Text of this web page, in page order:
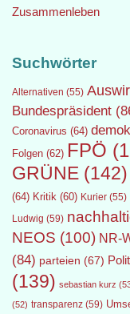
Zusammenleben
Suchwörter
Alternativen (55)
Bundespräsident
Coronavirus (64)
Folgen (62) FPÖ
GRÜNE (142)
(64) Kritik (60) Kurier (55)
Ludwig (59)
NEOS (100) NR-
(84) parteien (67)
(139) sebastian kurz
(52) transparenz (59)